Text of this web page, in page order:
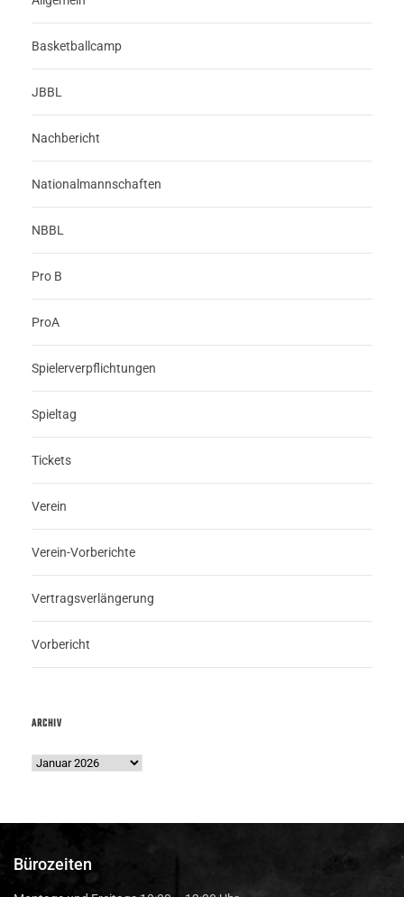
Basketballcamp
JBBL
Nachbericht
Nationalmannschaften
NBBL
Pro B
ProA
Spielerverpflichtungen
Spieltag
Tickets
Verein
Verein-Vorberichte
Vertragsverlängerung
Vorbericht
ARCHIV
Bürozeiten